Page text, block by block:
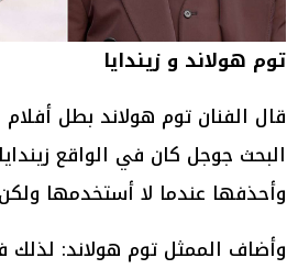
توم هولاند و زيندايا
البحث جوجل كان في الواقع
وأحذفها عندما لا أستخدمها
وأضاف الممثل توم هولاند: لذلك